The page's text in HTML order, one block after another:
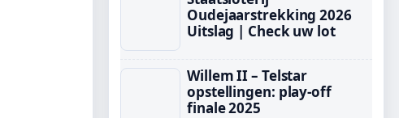
Oudejaarstrekking 2026
Uitslag | Check uw lot
Willem II – Telstar
opstellingen: play-off
finale 2025